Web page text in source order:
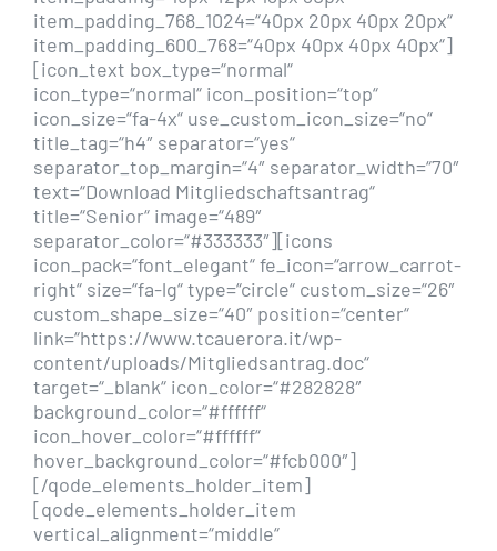
item_padding_768_1024=“40px 20px 40px 20px“
item_padding_600_768=“40px 40px 40px 40px“]
[icon_text box_type=“normal“
icon_type=“normal“ icon_position=“top“
icon_size=“fa-4x“ use_custom_icon_size=“no“
title_tag=“h4″ separator=“yes“
separator_top_margin=“4″ separator_width=“70″
text=“Download Mitgliedschaftsantrag“
title=“Senior“ image=“489″
separator_color=“#333333″][icons
icon_pack=“font_elegant“ fe_icon=“arrow_carrot-
right“ size=“fa-lg“ type=“circle“ custom_size=“26″
custom_shape_size=“40″ position=“center“
link=“https://www.tcauerora.it/wp-
content/uploads/Mitgliedsantrag.doc“
target=“_blank“ icon_color=“#282828″
background_color=“#ffffff“
icon_hover_color=“#ffffff“
hover_background_color=“#fcb000″]
[/qode_elements_holder_item]
[qode_elements_holder_item
vertical_alignment=“middle“